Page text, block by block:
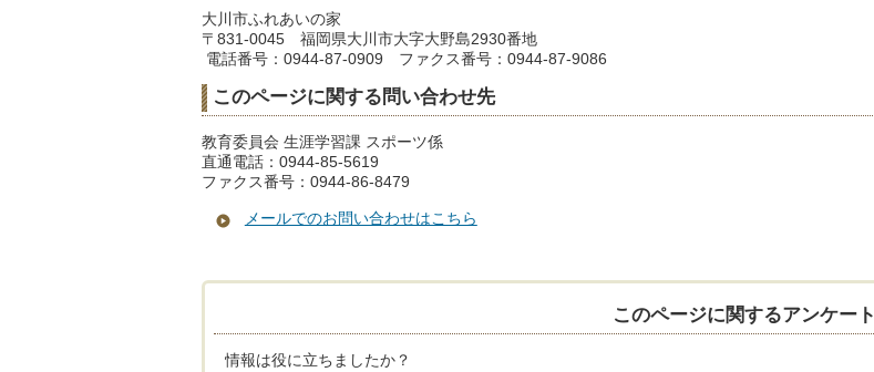
大川市ふれあいの家
〒831-0045 福岡県大川市大字大野島2930番地
電話番号：0944-87-0909 ファクス番号：0944-87-9086
このページに関する問い合わせ先
教育委員会 生涯学習課 スポーツ係
直通電話：0944-85-5619
ファクス番号：0944-86-8479
メールでのお問い合わせはこちら
このページに関するアンケート
情報は役に立ちましたか？